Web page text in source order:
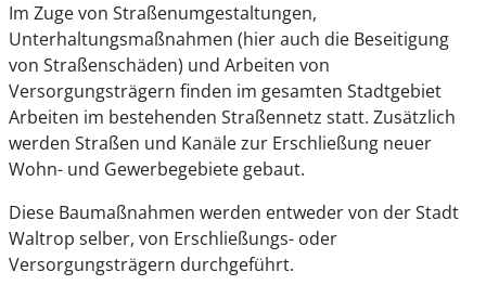
Im Zuge von Straßenumgestaltungen,
Unterhaltungsmaßnahmen (hier auch die Beseitigung
von Straßenschäden) und Arbeiten von
Versorgungsträgern finden im gesamten Stadtgebiet
Arbeiten im bestehenden Straßennetz statt. Zusätzlich
werden Straßen und Kanäle zur Erschließung neuer
Wohn- und Gewerbegebiete gebaut.
Diese Baumaßnahmen werden entweder von der Stadt
Waltrop selber, von Erschließungs- oder
Versorgungsträgern durchgeführt.